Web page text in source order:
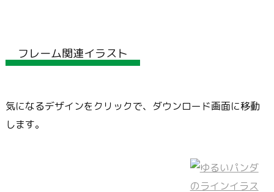
フレーム関連イラスト
気になるデザインをクリックで、ダウンロード画面に移動
します。